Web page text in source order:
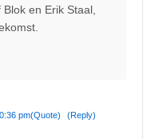
en Erik Staal,
pm(Quote) (Reply)